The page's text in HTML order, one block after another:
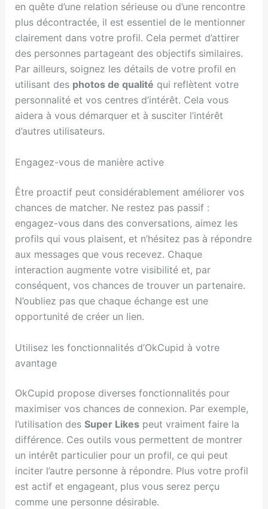
en quête d’une relation sérieuse ou d’une rencontre
plus décontractée, il est essentiel de le mentionner
clairement dans votre profil. Cela permet d’attirer
des personnes partageant des objectifs similaires.
Par ailleurs, soignez les détails de votre profil en
utilisant des photos de qualité qui reflètent votre
personnalité et vos centres d’intérêt. Cela vous
aidera à vous démarquer et à susciter l’intérêt
d’autres utilisateurs.
Engagez-vous de manière active
Être proactif peut considérablement améliorer vos
chances de matcher. Ne restez pas passif :
engagez-vous dans des conversations, aimez les
profils qui vous plaisent, et n’hésitez pas à répondre
aux messages que vous recevez. Chaque
interaction augmente votre visibilité et, par
conséquent, vos chances de trouver un partenaire.
N’oubliez pas que chaque échange est une
opportunité de créer un lien.
Utilisez les fonctionnalités d’OkCupid à votre
avantage
OkCupid propose diverses fonctionnalités pour
maximiser vos chances de connexion. Par exemple,
l’utilisation des Super Likespeut vraiment faire la
différence. Ces outils vous permettent de montrer
un intérêt particulier pour un profil, ce qui peut
inciter l’autre personne à répondre. Plus votre profil
est actif et engageant, plus vous serez perçu
comme une personne désirable.